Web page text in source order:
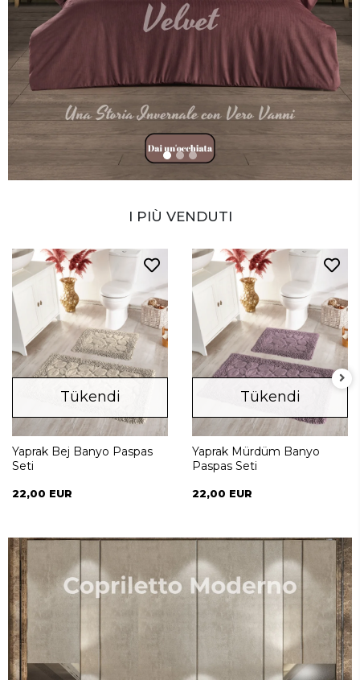
I PIÙ VENDUTI
Tükendi
Yaprak Bej Banyo Paspas
Seti
22,00 EUR
Tükendi
Yaprak Mürdüm Banyo
Paspas Seti
22,00 EUR